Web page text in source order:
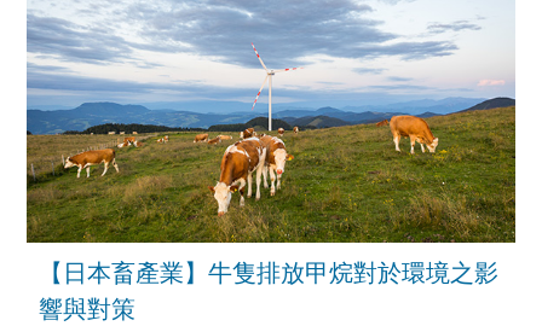
【日本畜產業】牛隻排放甲烷對於環境之影
響與對策